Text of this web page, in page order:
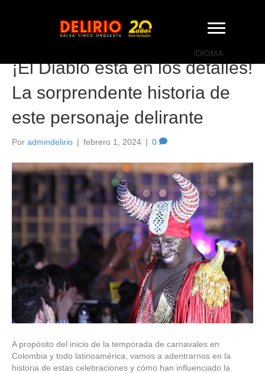
IDIOMA
Novedades
¡El Diablo está en los detalles!
La sorprendente historia de
este personaje delirante
Por admindelirio | febrero 1, 2024 | 0
A propósito del inicio de la temporada de carnavales en
Colombia y todo latinoamérica, vamos a adentrarnos en la
historia de estas celebraciones y cómo han influenciado la